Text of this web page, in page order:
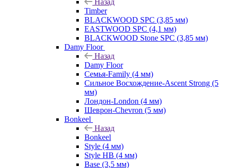
Назад
Timber
BLACKWOOD SPC (3,85 мм)
EASTWOOD SPC (4,1 мм)
BLACKWOOD Stone SPC (3,85 мм)
Damy Floor
Назад
Damy Floor
Семья-Family (4 мм)
Сильное Восхождение-Ascent Strong (5
мм)
Лондон-London (4 мм)
Шеврон-Chevron (5 мм)
Bonkeel
Назад
Bonkeel
Style (4 мм)
Style HB (4 мм)
Base (3,5 мм)